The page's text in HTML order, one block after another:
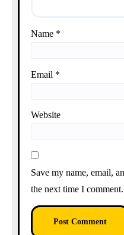
Name *
Email *
Website
Save my name, email,
the next time I comment.